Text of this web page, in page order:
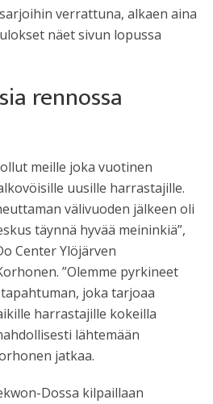
verrattuna, alkaen aina
näet sivun lopussa
rennossa
meille joka vuotinen
uusille harrastajille.
välivuoden jälkeen oli
täynnä hyvää meininkiä”,
Center Ylöjärven
”Olemme pyrkineet
joka tarjoaa
harrastajille kokeilla
lähtemään
jatkaa.
Dossa kilpaillaan